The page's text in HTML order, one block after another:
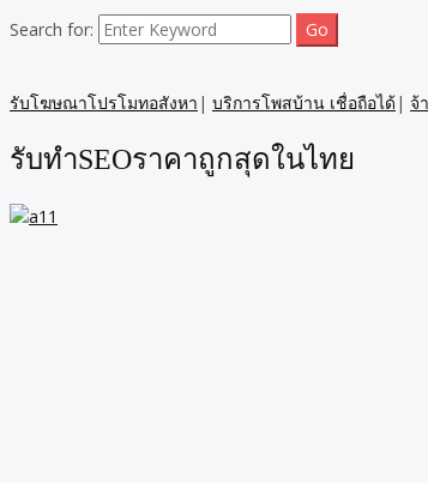
Search for:
รับโฆษณาโปรโมทอสังหา | บริการโพสบ้าน เชื่อถือได้| จ้
รับทำSEOราคาถูกสุดในไทย